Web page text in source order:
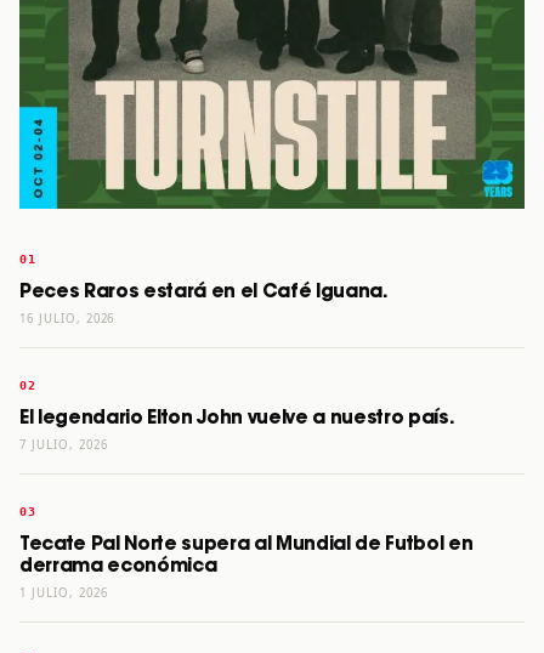
Peces Raros estará en el Café Iguana.
16 JULIO, 2026
El legendario Elton John vuelve a nuestro país.
7 JULIO, 2026
Tecate Pal Norte supera al Mundial de Futbol en
derrama económica
1 JULIO, 2026